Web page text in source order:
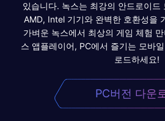
있습니다. 녹스는 최강의 안드로이드
AMD, Intel 기기와 완벽한 호환성을
가벼운 녹스에서 최상의 게임 체험
스 앱플레이어, PC에서 즐기는 모바
로드하세요!
PC버전 다운